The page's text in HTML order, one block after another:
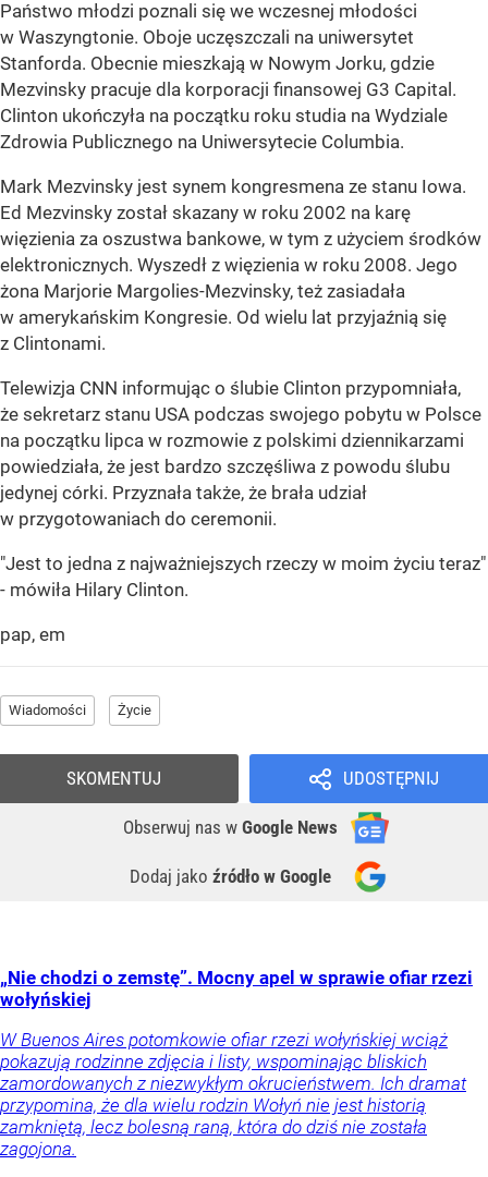
Państwo młodzi poznali się we wczesnej młodości
w Waszyngtonie. Oboje uczęszczali na uniwersytet
Stanforda. Obecnie mieszkają w Nowym Jorku, gdzie
Mezvinsky pracuje dla korporacji finansowej G3 Capital.
Clinton ukończyła na początku roku studia na Wydziale
Zdrowia Publicznego na Uniwersytecie Columbia.
Mark Mezvinsky jest synem kongresmena ze stanu Iowa.
Ed Mezvinsky został skazany w roku 2002 na karę
więzienia za oszustwa bankowe, w tym z użyciem środków
elektronicznych. Wyszedł z więzienia w roku 2008. Jego
żona Marjorie Margolies-Mezvinsky, też zasiadała
w amerykańskim Kongresie. Od wielu lat przyjaźnią się
z Clintonami.
Telewizja CNN informując o ślubie Clinton przypomniała,
że sekretarz stanu USA podczas swojego pobytu w Polsce
na początku lipca w rozmowie z polskimi dziennikarzami
powiedziała, że jest bardzo szczęśliwa z powodu ślubu
jedynej córki. Przyznała także, że brała udział
w przygotowaniach do ceremonii.
"Jest to jedna z najważniejszych rzeczy w moim życiu teraz"
- mówiła Hilary Clinton.
pap, em
Wiadomości Życie
UDOSTĘPNIJ
Obserwuj nas w Google News
Dodaj jako źródło w Google
SKOMENTUJ
„Nie chodzi o zemstę”. Mocny apel w sprawie ofiar rzezi
wołyńskiej
W Buenos Aires potomkowie ofiar rzezi wołyńskiej wciąż
pokazują rodzinne zdjęcia i listy, wspominając bliskich
zamordowanych z niezwykłym okrucieństwem. Ich dramat
przypomina, że dla wielu rodzin Wołyń nie jest historią
zamkniętą, lecz bolesną raną, która do dziś nie została
zagojona.